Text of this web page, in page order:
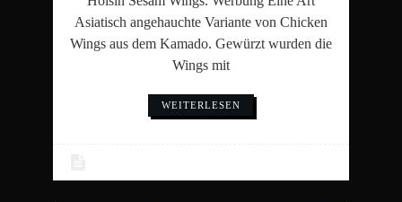
Asiatisch angehauchte Variante von Chicken
Wings aus dem Kamado. Gewürzt wurden die
Wings mit
WEITERLESEN